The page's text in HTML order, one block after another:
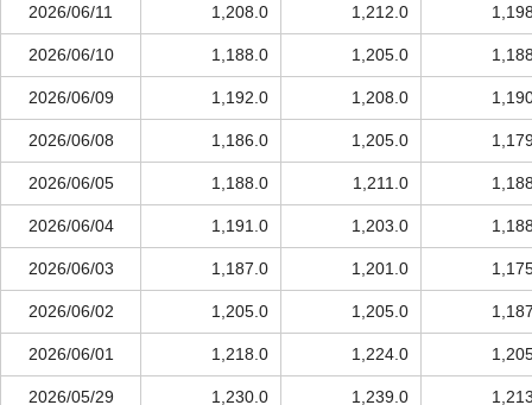
2026/06/11 1,208.0 1,212.0
2026/06/10 1,188.0 1,205.0
2026/06/09 1,192.0 1,208.0
2026/06/08 1,186.0 1,205.0
2026/06/05 1,188.0 1,211.0
2026/06/04 1,191.0 1,203.0
2026/06/03 1,187.0 1,201.0
2026/06/02 1,205.0 1,205.0
2026/06/01 1,218.0 1,224.0
2026/05/29 1,230.0 1,239.0